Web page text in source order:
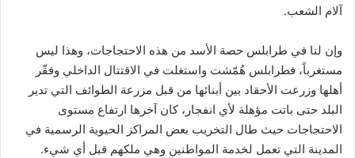
آلام الشعب.
وإن لنا في طرابلس حصة الأسد من هذه الاحتجاجات، وهذا ليس
مستغرباً، فطرابلس هُمّشت واستغلت في الاقتتال الداخلي وفقّر
أهلها وزرعت الأحقاد بين أبنائها من قبل مزرعة الطوائف التي تدير
البلد حتى باتت مؤهلة لأي انفجار، كان آخرها ارتفاع مستوى
الاحتجاجات حيث طال التخريب بعض المراكز الحيوية الرسمية في
المدينة التي تعمل لخدمة المواطنين وهي ملكهم قبل أي شيء.